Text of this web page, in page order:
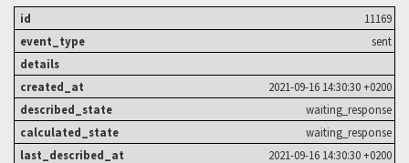
11169
sent
2021-09-16 14:30:30 +0200
waiting_response
waiting_response
2021-09-16 14:30:30 +0200